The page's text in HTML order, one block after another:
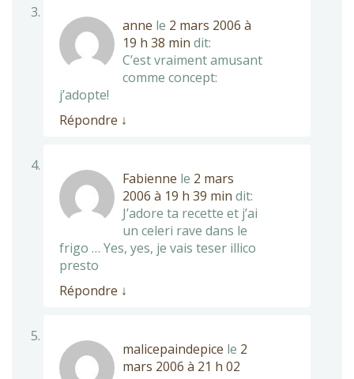
anne le 2 mars 2006 à
19 h 38 min dit:
C’est vraiment amusant
comme concept:
j’adopte!
Répondre ↓
Fabienne le 2 mars
2006 à 19 h 39 min dit:
J’adore ta recette et j’ai
un celeri rave dans le
frigo … Yes, yes, je vais teser illico
presto
Répondre ↓
malicepaindepice le 2
mars 2006 à 21 h 02